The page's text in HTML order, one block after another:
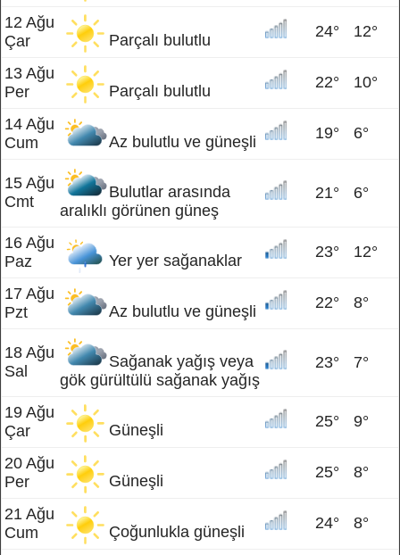
12 Ağu
Çar
Parçalı bulutlu 24° 12°
13 Ağu
Per
Parçalı bulutlu 22° 10°
14 Ağu
Cum
Az bulutlu ve güneşli 19° 6°
15 Ağu
Cmt
Bulutlar arasında
aralıklı görünen güneş
21° 6°
16 Ağu
Paz
Yer yer sağanaklar 23° 12°
17 Ağu
Pzt
Az bulutlu ve güneşli 22° 8°
18 Ağu
Sal
Sağanak yağış veya
gök gürültülü sağanak yağış
23° 7°
19 Ağu
Çar
Güneşli 25° 9°
20 Ağu
Per
Güneşli 25° 8°
21 Ağu
Cum
Çoğunlukla güneşli 24° 8°